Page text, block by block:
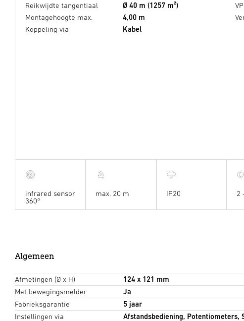
Reikwijdte tangentiaal
Ø 40 m (1257 m²)
Montagehoogte max.
4,00 m
Koppeling via
Kabel
infrared sensor
360°
max. 20 m IP20 2
Algemeen
Afmetingen (Ø x H)
124 x 121 mm
Met bewegingsmelder
Ja
Fabrieksgarantie
5 jaar
Instellingen via
Afstandsbediening, Potentiometers,